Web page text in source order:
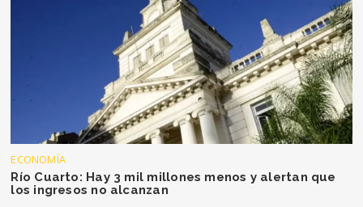
ECONOMÍA
Río Cuarto: Hay 3 mil millones menos y alertan que
los ingresos no alcanzan